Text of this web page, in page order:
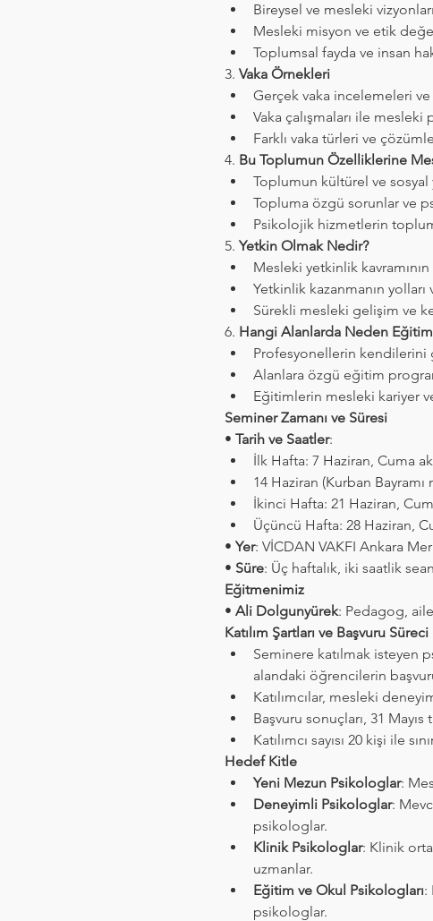
Bireysel ve mesleki
Mesleki misyon ve etik
Toplumsal fayda ve insan
3. Vaka Örnekleri
Gerçek vaka incelemeleri
Vaka çalışmaları ile
Farklı vaka türleri ve
4. Bu Toplumun Özelliklerine
Toplumun kültürel ve sosyal
Topluma özgü sorunlar ve
Psikolojik hizmetlerin
5. Yetkin Olmak Nedir?
Mesleki yetkinlik
Yetkinlik kazanmanın
Sürekli mesleki gelişim ve
6. Hangi Alanlarda Neden Eğitim
Profesyonellerin kendilerini
Alanlara özgü eğitim
Eğitimlerin mesleki kariyer
Seminer Zamanı ve Süresi
• Tarih ve Saatler:
İlk Hafta: 7 Haziran, Cuma
14 Haziran (Kurban
İkinci Hafta: 21 Haziran,
Üçüncü Hafta: 28 Haziran,
• Yer: VİCDAN VAKFI Ankara
• Süre: Üç haftalık, iki saatlik
Eğitmenimiz
• Ali Dolgunyürek: Pedagog, aile
Katılım Şartları ve Başvuru Süreci
Seminere katılmak isteyen
alandaki öğrencilerin
Katılımcılar, mesleki
Başvuru sonuçları, 31
Katılımcı sayısı 20 kişi ile
Hedef Kitle
Yeni Mezun Psikologlar:
Deneyimli Psikologlar:
psikologlar.
Klinik Psikologlar: Klinik
uzmanlar.
Eğitim ve Okul Psikologları:
psikologlar.